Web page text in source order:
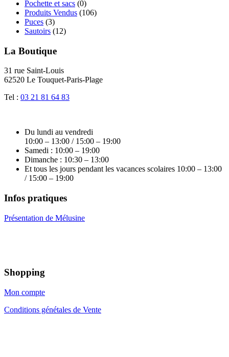
Pochette et sacs (0)
Produits Vendus (106)
Puces (3)
Sautoirs (12)
La Boutique
31 rue Saint-Louis
62520 Le Touquet-Paris-Plage
Tel : 03 21 81 64 83
Du lundi au vendredi
10:00 – 13:00 / 15:00 – 19:00
Samedi : 10:00 – 19:00
Dimanche : 10:30 – 13:00
Et tous les jours pendant les vacances scolaires 10:00 – 13:00
/ 15:00 – 19:00
Infos pratiques
Présentation de Mélusine
Shopping
Mon compte
Conditions génétales de Vente